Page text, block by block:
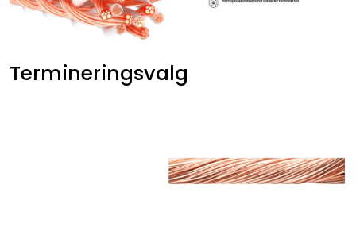
Termineringsvalg